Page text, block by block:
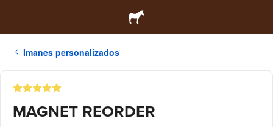
Imanes personalizados
MAGNET REORDER